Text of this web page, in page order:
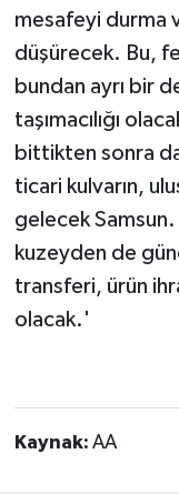
mesafeyi durma
düşürecek. Bu,
bundan ayrı bir
taşımacılığı
bittikten sonra
ticari kulvarın,
gelecek Samsun.
kuzeyden de
transferi, ürün
olacak.'
Kaynak: AA